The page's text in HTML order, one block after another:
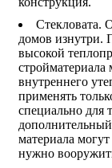
Стекловата.
домов изнутри.
высокой
стройматериала
внутреннего
применять
специально для
материала
нужно